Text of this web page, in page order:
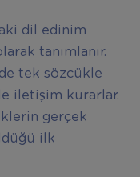
dil edinim
tanımlanır.
tek sözcükle
iletişim kurarlar.
gerçek
ilk